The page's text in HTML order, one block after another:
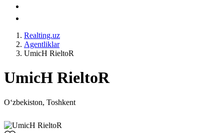
Realting.uz
Agentliklar
UmicH RieltoR
UmicH RieltoR
Oʻzbekiston, Toshkent